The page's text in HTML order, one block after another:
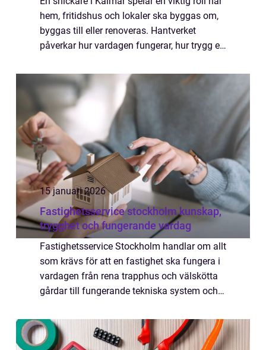
hem, fritidshus och lokaler ska byggas om,
byggas till eller renoveras. Hantverket
påverkar hur vardagen fungerar, hur trygg en
håller. Därför söker många eft...
15 januari 2026
Fastighetsservice stockholm kunskap,
trygghet och fungerande vardag
Fastighetsservice Stockholm handlar om allt
som krävs för att en fastighet ska fungera i
vardagen från rena trapphus och välskötta
gårdar till fungerande tekniska system och
skötseln fungerar märks det sällan. N...